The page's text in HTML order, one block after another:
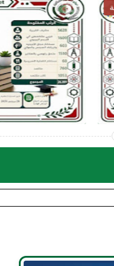
أخبار التربية
شاهد الموضوع